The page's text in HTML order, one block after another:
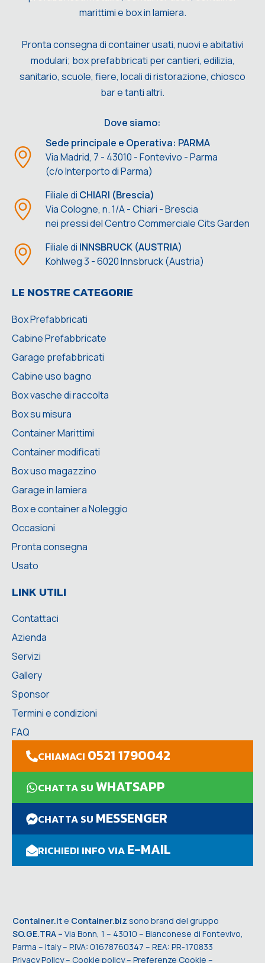
marittimi e box in lamiera.
Pronta consegna di container usati, nuovi e abitativi
modulari; box prefabbricati per cantieri, edilizia,
sanitario, scuole, fiere, locali di ristorazione, chiosco
bar e tanti altri.
Dove siamo:
Sede principale e Operativa: PARMA
Via Madrid, 7 - 43010 - Fontevivo - Parma
(c/o Interporto di Parma)
Filiale di CHIARI (Brescia)
Via Cologne, n. 1/A - Chiari - Brescia
nei pressi del Centro Commerciale Cits Garden
Filiale di INNSBRUCK (AUSTRIA)
Kohlweg 3 - 6020 Innsbruck (Austria)
LE NOSTRE CATEGORIE
Box Prefabbricati
Cabine Prefabbricate
Garage prefabbricati
Cabine uso bagno
Box vasche di raccolta
Box su misura
Container Marittimi
Container modificati
Box uso magazzino
Garage in lamiera
Box e container a Noleggio
Occasioni
Pronta consegna
Usato
LINK UTILI
Contattaci
Azienda
Servizi
Gallery
Sponsor
Termini e condizioni
FAQ
CHIAMACI 0521 1790042
CHATTA SUWHATSAPP
CHATTA SU MESSENGER
RICHIEDI INFO VIAE-MAIL
Container.it e Container.biz sono brand del gruppo
SO.GE.TRA – Via Bonn, 1 – 43010 – Bianconese di Fontevivo,
Parma – Italy – P.IVA: 01678760347 – REA: PR-170833
Privacy Policy– Cookie policy– Preferenze Cookie –